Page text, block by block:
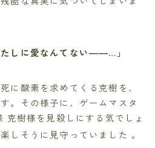
たしに愛なんてない――…」
に酸素を求めてくる克樹を、
。その様子に、ゲームマスタ
克樹様を見殺しにする気でしょ
しそうに見守っていました 。